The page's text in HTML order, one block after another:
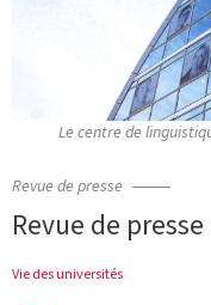
Le centre de
Revue de presse
Revue de
Vie des universités